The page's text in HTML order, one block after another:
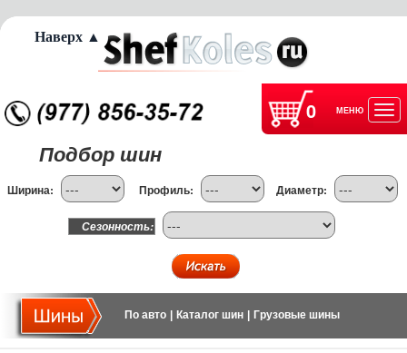
0 МЕНЮ
Подбор шин
Ширина: Профиль: Диаметр:
Сезонность:
По авто Каталог шин Грузовые шины
Наверх ▲